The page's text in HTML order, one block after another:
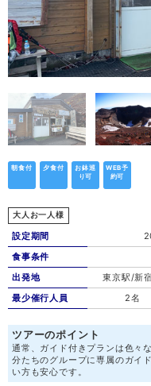
朝食付 夕食付
お鉢巡
り可
WEB予
約可
大人お一人様
設定期間
食事条件
出発地
東京駅/新
最少催行人員
2名
ツアーのポイント
通常、ガイド付きプランは色々
分たちのグループに専属のガイ
い方も安心です。